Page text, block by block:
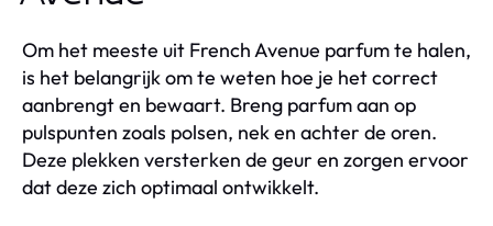
Om het meeste uit French Avenue parfum te halen,
is het belangrijk om te weten hoe je het correct
aanbrengt en bewaart. Breng parfum aan op
pulspunten zoals polsen, nek en achter de oren.
Deze plekken versterken de geur en zorgen ervoor
dat deze zich optimaal ontwikkelt.